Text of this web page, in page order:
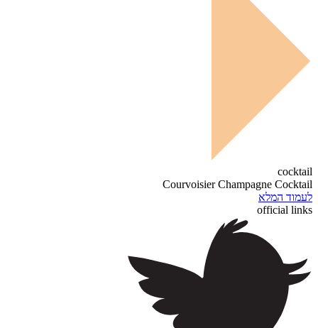
cocktail
Courvoisier Champagne Cocktail
לעמוד המלא
official links